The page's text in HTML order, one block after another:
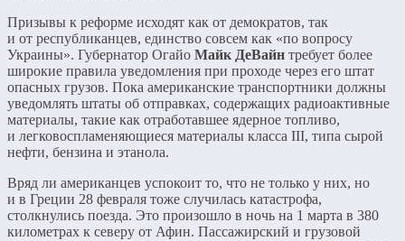
Призывы к реформе исходят как от демократов, так
и от республиканцев, единство совсем как «по вопросу
Украины». Губернатор Огайо Майк ДеВайн требует более
широкие правила уведомления при проходе через его штат
опасных грузов. Пока американские транспортники должны
уведомлять штаты об отправках, содержащих радиоактивные
материалы, такие как отработавшее ядерное топливо,
и легковоспламеняющиеся материалы класса III, типа сырой
нефти, бензина и этанола.
Вряд ли американцев успокоит то, что не только у них, но
и в Греции 28 февраля тоже случилась катастрофа,
столкнулись поезда. Это произошло в ночь на 1 марта в 380
километрах к северу от Афин. Пассажирский и грузовой